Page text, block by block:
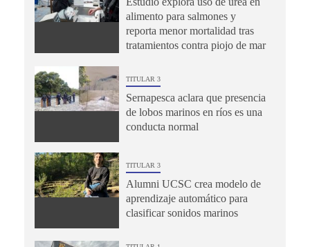
alimento para salmones y
reporta menor mortalidad tras
tratamientos contra piojo de mar
TITULAR 3
Sernapesca aclara que presencia
de lobos marinos en ríos es una
conducta normal
TITULAR 3
Alumni UCSC crea modelo de
aprendizaje automático para
clasificar sonidos marinos